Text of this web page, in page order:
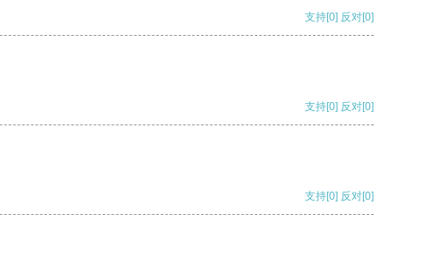
支持[0] 反对[0]
支持[0] 反对[0]
支持[0] 反对[0]